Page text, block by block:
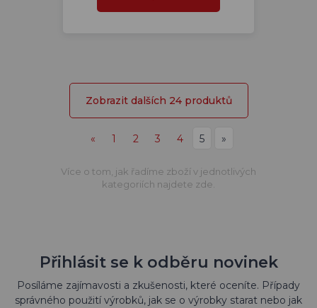
Zobrazit dalších 24 produktů
« 1 2 3 4 5 »
Více o tom, jak řadíme zboží v jednotlivých
kategoriích najdete zde.
Přihlásit se k odběru novinek
Posíláme zajímavosti a zkušenosti, které oceníte. Případy
správného použití výrobků, jak se o výrobky starat nebo jak